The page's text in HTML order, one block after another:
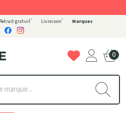
Retrait gratuit* Livraison* Marques
ligne à votre service
0